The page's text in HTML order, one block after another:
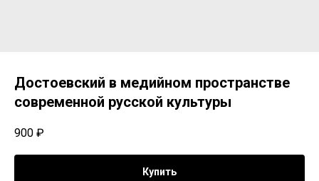
Достоевский в медийном пространстве
современной русской культуры
900 ₽
Купить